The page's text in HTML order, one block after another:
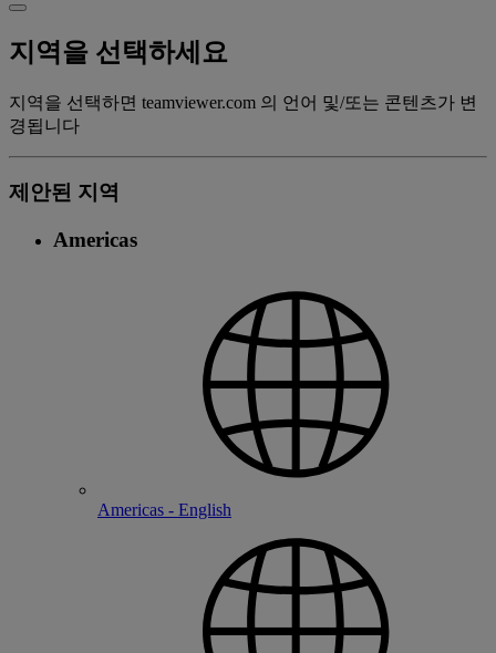
지역을 선택하세요
지역을 선택하면 teamviewer.com 의 언어 및/또는 콘텐츠가 변
경됩니다
제안된 지역
Americas
Americas - English